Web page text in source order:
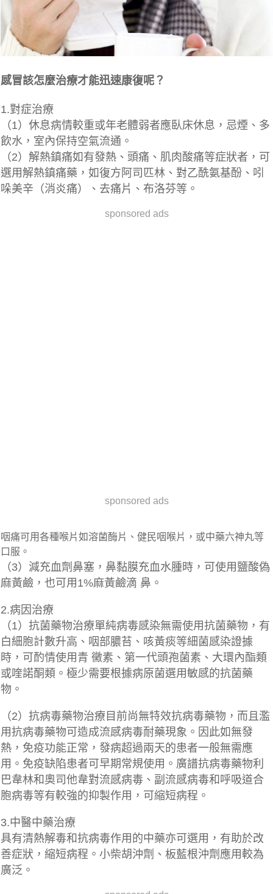
感冒該怎麼治療才能迅速康復呢？
1.對症治療
（1）休息病情較重或年老體弱者應臥床休息，忌煙、多
飲水，室內保持空氣流通。
（2）解熱鎮痛如有發熱、頭痛、肌肉酸痛等症狀者，可
選用解熱鎮痛藥，如復方阿司匹林、對乙酰氨基酚、吲
哚美辛（消炎痛）、去痛片、布洛芬等。
sponsored ads
sponsored ads
咽痛可用各種喉片如溶菌酶片、健民咽喉片，或中藥六神丸等
口服。
（3）減充血劑鼻塞，鼻黏膜充血水腫時，可使用鹽酸偽
麻黃鹼，也可用1%麻黃鹼滴 鼻。
2.病因治療
（1）抗菌藥物治療單純病毒感染無需使用抗菌藥物，有
白細胞計數升高、咽部膿苔、咳黃痰等細菌感染證據
時，可酌情使用青 黴素、第一代頭孢菌素、大環內酯類
或喹諾酮類。極少需要根據病原菌選用敏感的抗菌藥
物。
（2）抗病毒藥物治療目前尚無特效抗病毒藥物，而且濫
用抗病毒藥物可造成流感病毒耐藥現象。因此如無發
熱，免疫功能正常，發病超過兩天的患者一般無需應
用。免疫缺陷患者可早期常規使用。廣譜抗病毒藥物利
巴韋林和奧司他韋對流感病毒、副流感病毒和呼吸道合
胞病毒等有較強的抑製作用，可縮短病程。
3.中醫中藥治療
具有清熱解毒和抗病毒作用的中藥亦可選用，有助於改
善症狀，縮短病程。小柴胡沖劑、板藍根沖劑應用較為
廣泛。